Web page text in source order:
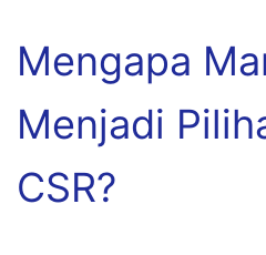
Mengapa
Menjadi
CSR?